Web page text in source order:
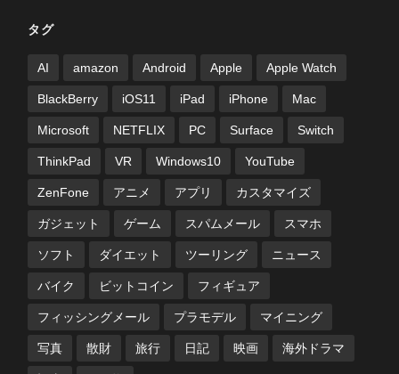
タグ
AI amazon Android Apple Apple Watch
BlackBerry iOS11 iPad iPhone Mac
Microsoft NETFLIX PC Surface Switch
ThinkPad VR Windows10 YouTube
ZenFone アニメ アプリ カスタマイズ
ガジェット ゲーム スパムメール スマホ
ソフト ダイエット ツーリング ニュース
バイク ビットコイン フィギュア
フィッシングメール プラモデル マイニング
写真 散財 旅行 日記 映画 海外ドラマ